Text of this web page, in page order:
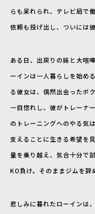
らも呆れられ、テレビ局で
依頼も投げ出し、ついには
ある日、出戻りの妹と大喧
ーインは一人暮らしを始め
る彼女は、偶然出会ったボ
一目惚れし、彼がトレーナ
のトレーニングへのやる気
支えることに生きる希望を
量を乗り越え、気合十分で
KO負け。そのままジムを
悲しみに暮れたローインは